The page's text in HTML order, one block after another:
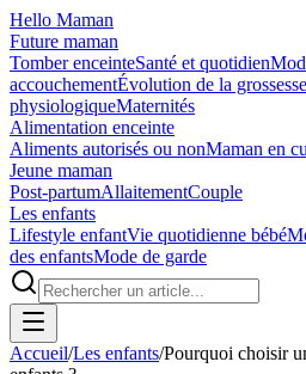
Hello Maman
Future maman
Tomber enceinteSanté et quotidien
accouchementÉvolution de la grossesse
physiologiqueMaternités
Alimentation enceinte
Aliments autorisés ou nonMaman en
Jeune maman
Post-partumAllaitementCouple
Les enfants
Lifestyle enfantVie quotidienne bébé
des enfantsMode de garde
Accueil/Les enfants/Pourquoi choisir